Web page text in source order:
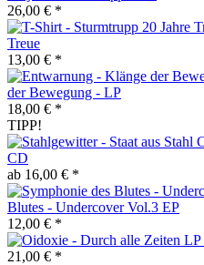
26,00 € *
Treue
13,00 € *
der Bewegung - LP
18,00 € *
TIPP!
CD
ab 16,00 € *
Blutes - Undercover Vol.3 EP
12,00 € *
21,00 € *